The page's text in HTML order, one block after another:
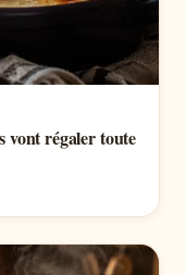
vont régaler toute